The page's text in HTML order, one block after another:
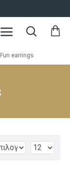
Fun earrings